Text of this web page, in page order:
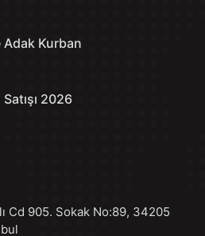
Kurban
2026
Cd 905. Sokak No:89, 34205